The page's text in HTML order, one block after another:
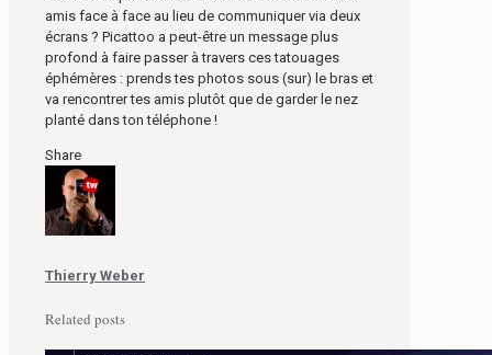
amis face à face au lieu de communiquer via deux
écrans ? Picattoo a peut-être un message plus
profond à faire passer à travers ces tatouages
éphémères : prends tes photos sous (sur) le bras et
va rencontrer tes amis plutôt que de garder le nez
planté dans ton téléphone !
Share
Thierry Weber
Related posts